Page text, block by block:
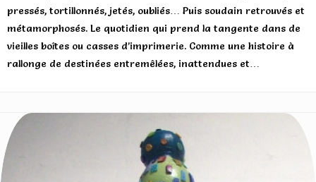
pressés, tortillonnés, jetés, oubliés… Puis soudain retrouvés et
métamorphosés. Le quotidien qui prend la tangente dans de
vieilles boîtes ou casses d’imprimerie. Comme une histoire à
rallonge de destinées entremêlées, inattendues et…